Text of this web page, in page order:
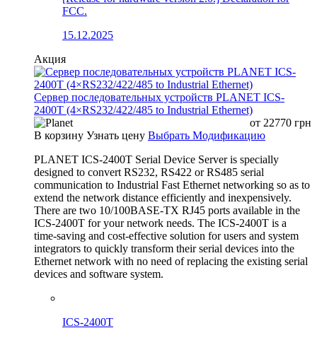
FCC.
15.12.2025
Акция
Сервер последовательных устройств PLANET ICS-
2400T (4×RS232/422/485 to Industrial Ethernet)
от 22770 грн
В корзину Узнать цену Выбрать Модификацию
PLANET ICS-2400T Serial Device Server is specially
designed to convert RS232, RS422 or RS485 serial
communication to Industrial Fast Ethernet networking so as to
extend the network distance efficiently and inexpensively.
There are two 10/100BASE-TX RJ45 ports available in the
ICS-2400T for your network needs. The ICS-2400T is a
time-saving and cost-effective solution for users and system
integrators to quickly transform their serial devices into the
Ethernet network with no need of replacing the existing serial
devices and software system.
ICS-2400T